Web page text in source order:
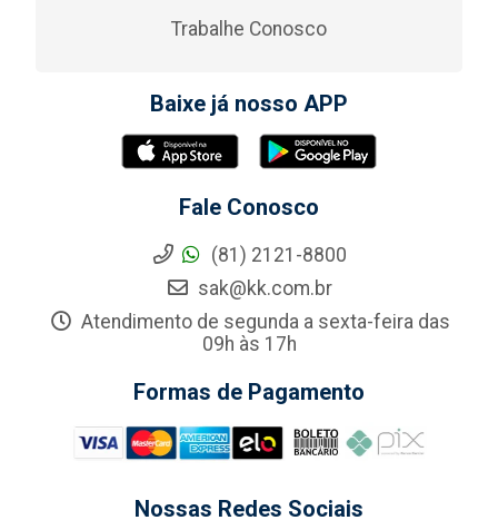
Trabalhe Conosco
Baixe já nosso APP
Fale Conosco
(81) 2121-8800
sak@kk.com.br
Atendimento de segunda a sexta-feira das
09h às 17h
Formas de Pagamento
Nossas Redes Sociais